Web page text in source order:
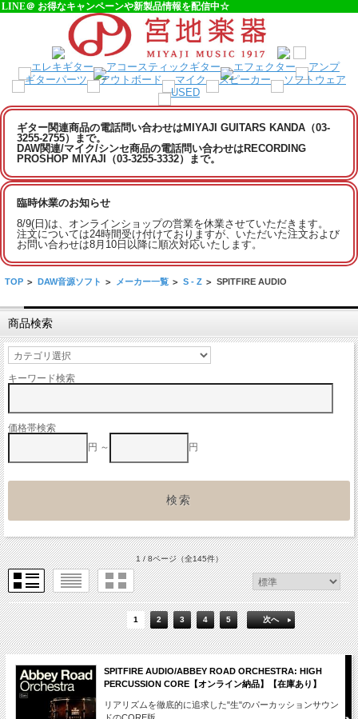
LINE＠ お得なキャンペーンや新製品情報を配信中☆
ギター関連商品の電話問い合わせはMIYAJI GUITARS KANDA（03-
3255-2755）まで。
DAW関連/マイク/シンセ商品の電話問い合わせはRECORDING
PROSHOP MIYAJI（03-3255-3332）まで。
臨時休業のお知らせ
8/9(日)は、オンラインショップの営業を休業させていただきます。
注文については24時間受け付けておりますが、いただいた注文および
お問い合わせは8月10日以降に順次対応いたします。
TOP > DAW音源ソフト > メーカー一覧 > S - Z > SPITFIRE AUDIO
商品検索
キーワード検索
価格帯検索
円 ～
円
1 / 8ページ（全145件）
1 2 3 4 5 次へ
SPITFIRE AUDIO/ABBEY ROAD ORCHESTRA: HIGH
PERCUSSION CORE【オンライン納品】【在庫あり】
リアリズムを徹底的に追求した"生"のパーカッションサウン